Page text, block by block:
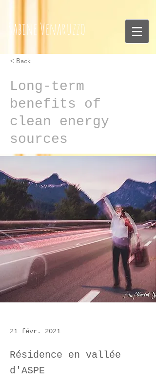
SabineVenaruzzo
< Back
Long-term
benefits of
clean energy
sources
21 févr. 2021
Résidence en vallée
d'ASPE